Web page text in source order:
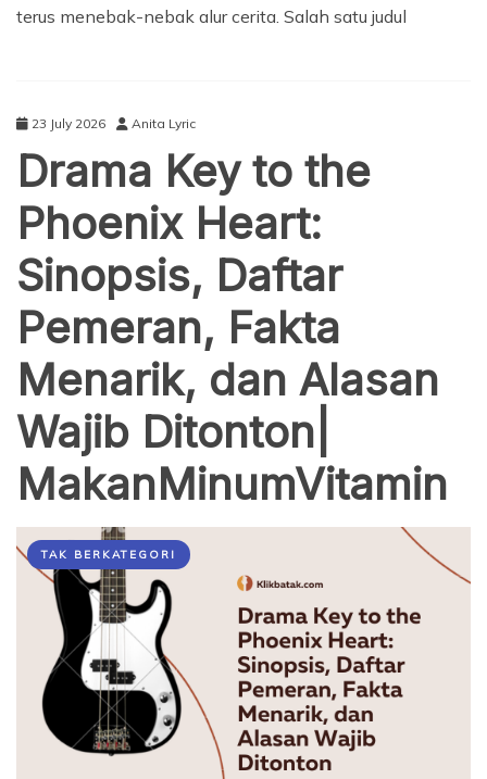
terus menebak-nebak alur cerita. Salah satu judul
23 July 2026 Anita Lyric
Drama Key to the
Phoenix Heart:
Sinopsis, Daftar
Pemeran, Fakta
Menarik, dan Alasan
Wajib Ditonton|
MakanMinumVitamin
TAK BERKATEGORI